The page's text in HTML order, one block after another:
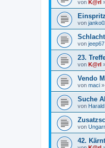
von K@rl
von
von jeep67
23.
von K@rl
Vendo
von maci »
Suche
von Harald
von
42.